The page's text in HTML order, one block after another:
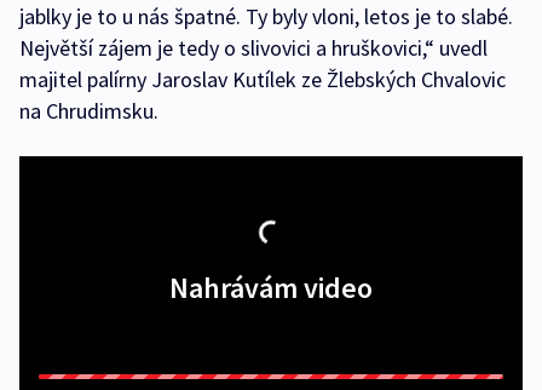
jablky je to u nás špatné. Ty byly vloni, letos je to slabé.
Největší zájem je tedy o slivovici a hruškovici,“ uvedl
majitel palírny Jaroslav Kutílek ze Žlebských Chvalovic
na Chrudimsku.
Nahrávám video